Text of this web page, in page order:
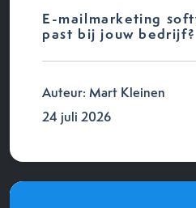
E-mailmarketing
past bij jouw bedrijf?
Auteur: Mart Kleinen
24 juli 2026